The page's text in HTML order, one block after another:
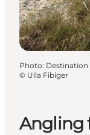
Angling
Photo: Destination
© Ulla Fibiger